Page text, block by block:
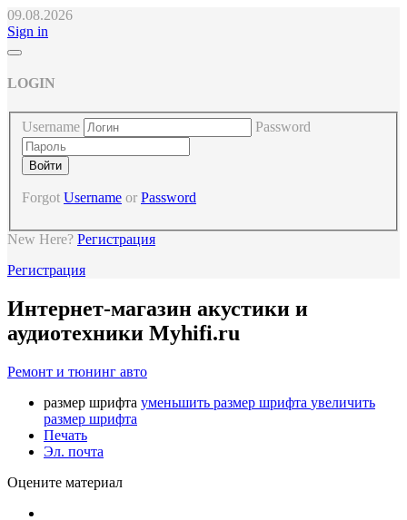
09.08.2026
Sign in
LOGIN
Username Password
Forgot Username or Password
New Here? Регистрация
Регистрация
Интернет-магазин акустики и
аудиотехники Myhifi.ru
Ремонт и тюнинг авто
размер шрифта уменьшить размер шрифта увеличить
размер шрифта
Печать
Эл. почта
Оцените материал